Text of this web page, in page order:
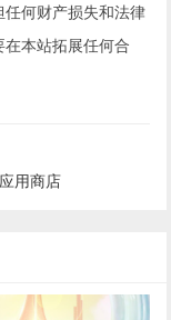
何财产损失和法律
本站拓展任何合
用商店